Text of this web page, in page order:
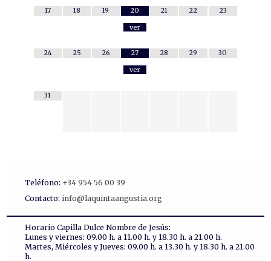
17 18 19
20
ver
21 22 23
24 25 26
27
ver
28 29 30
31
Teléfono: +34 954 56 00 39
Contacto: info@laquintaangustia.org
Horario Capilla Dulce Nombre de Jesús:
Lunes y viernes: 09.00 h. a 11.00 h. y 18.30 h. a 21.00 h.
Martes, Miércoles y Jueves: 09.00 h. a 13.30 h. y 18.30 h. a 21.00
h.